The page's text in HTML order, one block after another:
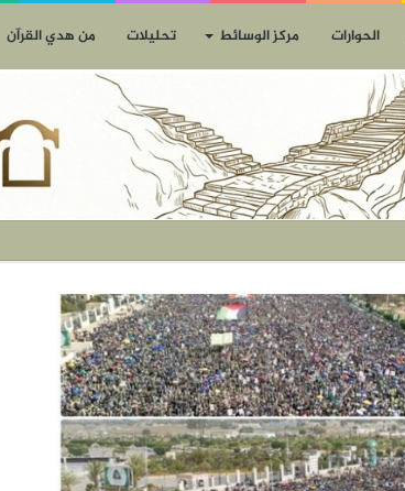
الحوارات مركز الوسائط تحليلات من هدي القرآن